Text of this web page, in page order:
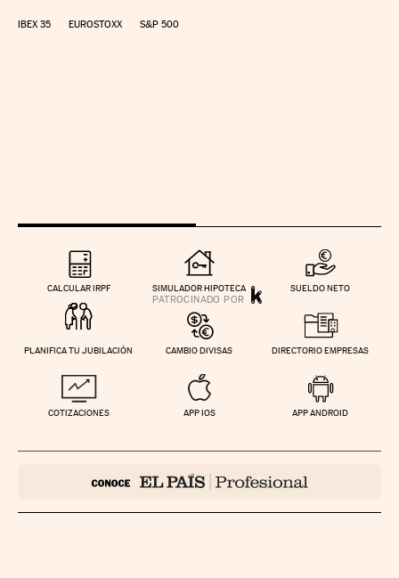
IBEX 35 EUROSTOXX S&P 500
CALCULAR IRPF SIMULADOR HIPOTECA SUELDO NETO
PLANIFICA TU JUBILACIÓN CAMBIO DIVISAS DIRECTORIO EMPRESAS
COTIZACIONES APP IOS APP ANDROID